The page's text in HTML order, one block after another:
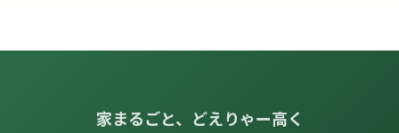
家まるごと、どえりゃー高く